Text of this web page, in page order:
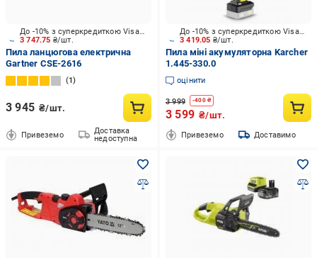
3 747.75 ₴/шт.
До -10% з суперкредиткою Visa Вигода
Пила ланцюгова електрична
Gartner CSE-2616
1
3 945 ₴/шт.
Привеземо
Доставка
недоступна
3 419.05 ₴/шт.
До -10% з суперкредиткою Visa Вигода
Пила міні акумуляторна Karcher
1.445-330.0
оцінити
3 999 -400₴
3 599 ₴/шт.
Привеземо Доставимо